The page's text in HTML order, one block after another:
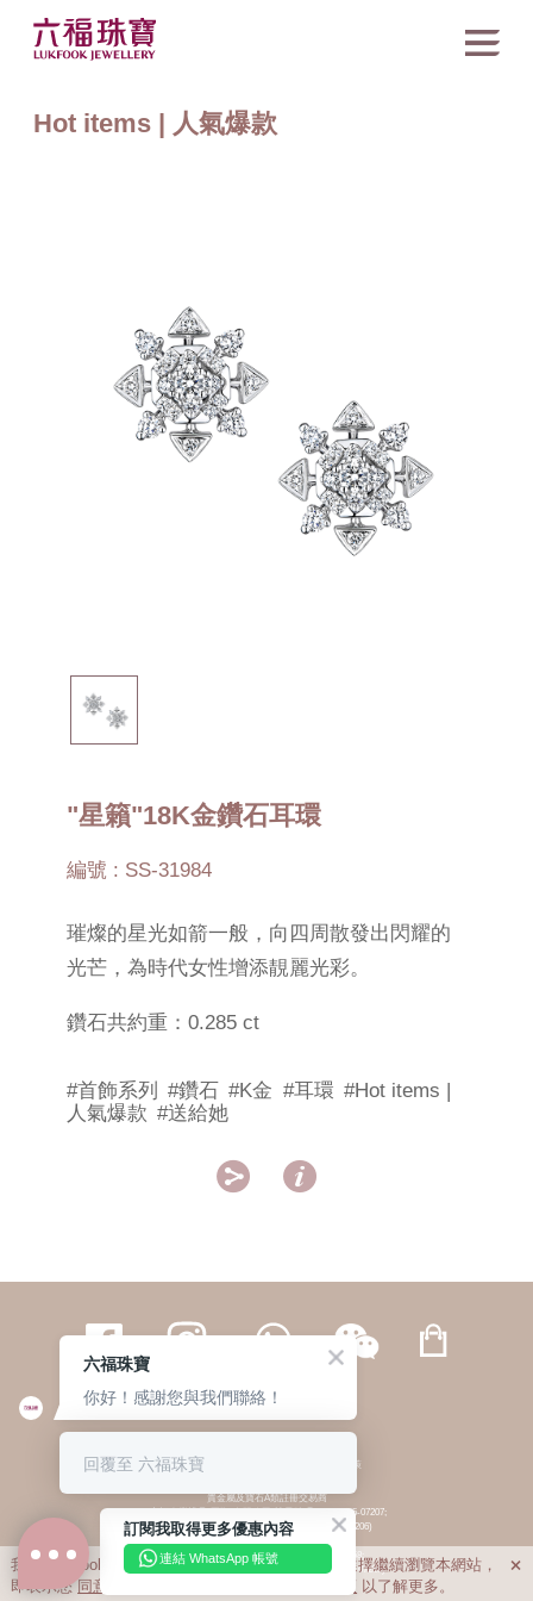
Hot items | 人氣爆款
"星籟"18K金鑽石耳環
編號 : SS-31984
璀燦的星光如箭一般，向四周散發出閃耀的
光芒，為時代女性增添靚麗光彩。
鑽石共約重：0.285 ct
#首飾系列 #鑽石 #K金 #耳環 #Hot items |
人氣爆款 #送給她
 
繁體 | 簡体
© 六福集團 版權所有 不得轉載 私隱政策
貴金屬及寶石A類註冊交易商
(六福企業禮品(國際)有限公司-註冊號碼:A-B-24-05-07207;
六福電子商貿有限公司-註冊號碼:A-B-24-05-07206)
貴金屬及寶石B類註冊交易商
(六福集團有限公司-註冊號碼:B-B-24-05-07258;
六福珠寶金行(香港)有限公司-註冊號碼:B-B-24-05-07259)
我們利用cookies為您提供最佳的瀏覽體驗。若您選擇繼續瀏覽本網站，
即表示您 同意 私隱政策 以了解更多。

訂閱我取得更多優惠內容
連結 WhatsApp 帳號
六福珠寶
你好！感謝您與我們聯絡！
回覆至 六福珠寶